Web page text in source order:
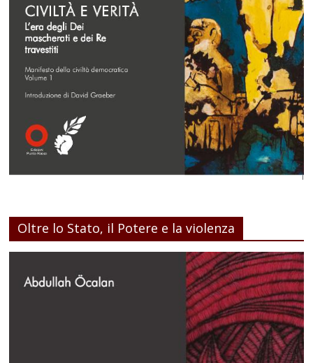
Oltre lo Stato, il Potere e la violenza